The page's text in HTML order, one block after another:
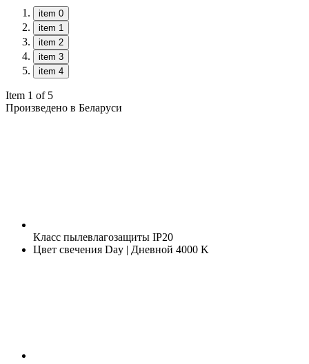
item 0
item 1
item 2
item 3
item 4
Item 1 of 5
Произведено в Беларуси
Класс пылевлагозащиты IP20
Цвет свечения Day | Дневной 4000 K